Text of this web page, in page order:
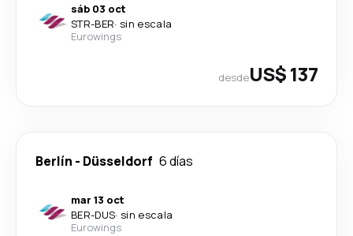
sáb 03 oct
STR-BER· sin escala
Eurowings
desdeUS$ 137
Berlín - Düsseldorf 6 días
mar 13 oct
BER-DUS· sin escala
Eurowings